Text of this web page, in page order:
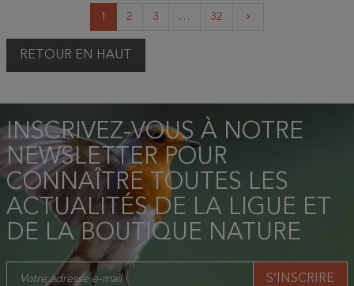
1 2 3 … 32 keyboard_arrow_right
RETOUR EN HAUT
INSCRIVEZ-VOUS À NOTRE
NEWSLETTER POUR
CONNAÎTRE TOUTES LES
ACTUALITÉS DE LA LIGUE ET
DE LA BOUTIQUE NATURE